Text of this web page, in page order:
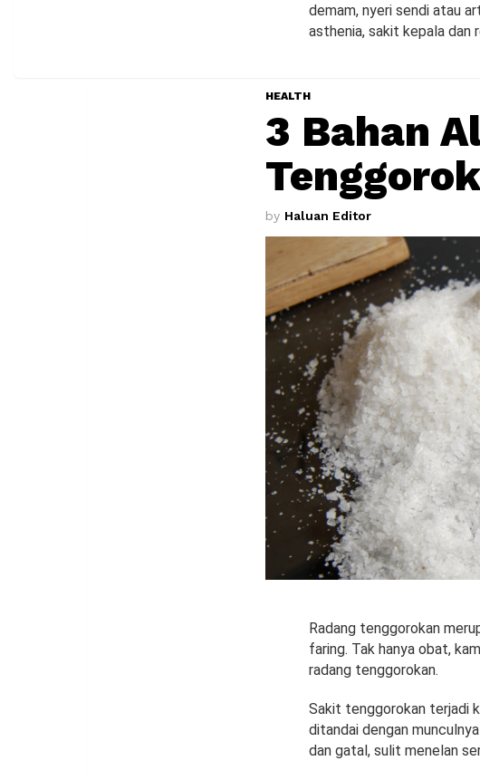
demam, nyeri sendi atau
asthenia, sakit kepala dan
HEALTH
3 Bahan
by Haluan Editor
Radang tenggorokan
faring. Tak hanya obat,
radang tenggorokan.
Sakit tenggorokan terjadi
ditandai dengan
dan gatal, sulit menelan